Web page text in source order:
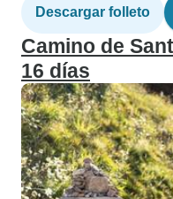
Descargar folleto
Camino de
16 días